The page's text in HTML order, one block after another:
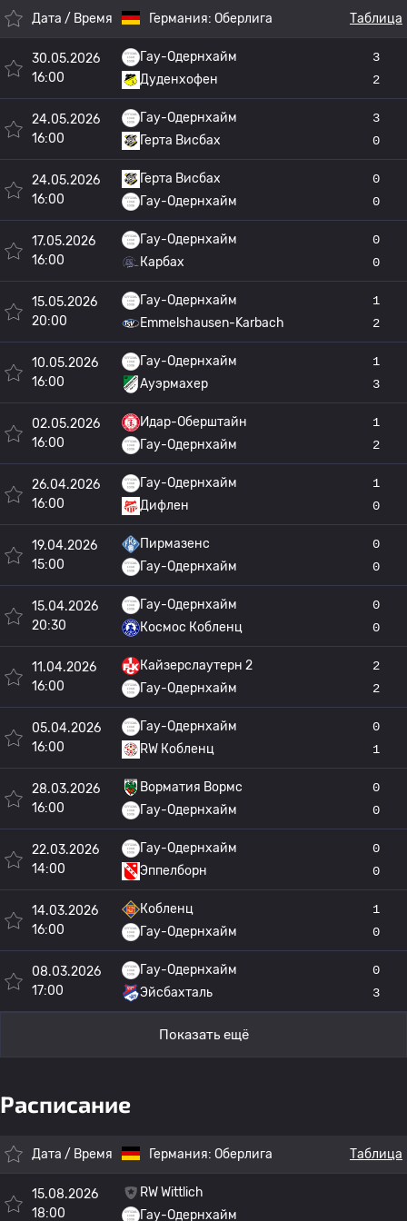
Дата / Время Германия: Оберлига Таблица
30.05.2026
16:00
Гау-Одернхайм
Дуденхофен
3
2
24.05.2026
16:00
Гау-Одернхайм
Герта Висбах
3
0
24.05.2026
16:00
Герта Висбах
Гау-Одернхайм
0
0
17.05.2026
16:00
Гау-Одернхайм
Карбах
0
0
15.05.2026
20:00
Гау-Одернхайм
Emmelshausen-Karbach
1
2
10.05.2026
16:00
Гау-Одернхайм
Ауэрмахер
1
3
02.05.2026
16:00
Идар-Оберштайн
Гау-Одернхайм
1
2
26.04.2026
16:00
Гау-Одернхайм
Дифлен
1
0
19.04.2026
15:00
Пирмазенс
Гау-Одернхайм
0
0
15.04.2026
20:30
Гау-Одернхайм
Космос Кобленц
0
0
11.04.2026
16:00
Кайзерслаутерн 2
Гау-Одернхайм
2
2
05.04.2026
16:00
Гау-Одернхайм
RW Кобленц
0
1
28.03.2026
16:00
Ворматия Вормс
Гау-Одернхайм
0
0
22.03.2026
14:00
Гау-Одернхайм
Эппелборн
0
0
14.03.2026
16:00
Кобленц
Гау-Одернхайм
1
0
08.03.2026
17:00
Гау-Одернхайм
Эйсбахталь
0
3
Показать ещё
Расписание
Дата / Время Германия: Оберлига Таблица
15.08.2026
18:00
RW Wittlich
Гау-Одернхайм